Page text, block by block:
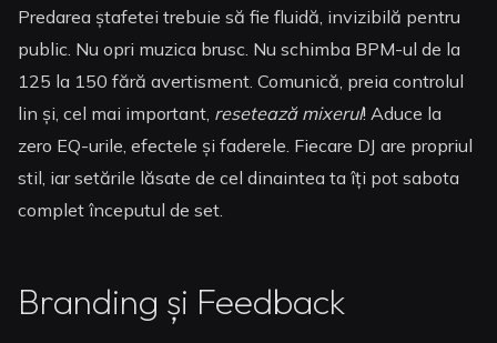
Predarea ștafetei trebuie să fie fluidă, invizibilă pentru
public. Nu opri muzica brusc. Nu schimba BPM-ul de la
125 la 150 fără avertisment. Comunică, preia controlul
lin și, cel mai important, resetează mixerul! Aduce la
zero EQ-urile, efectele și faderele. Fiecare DJ are propriul
stil, iar setările lăsate de cel dinaintea ta îți pot sabota
complet începutul de set.
Branding și Feedback